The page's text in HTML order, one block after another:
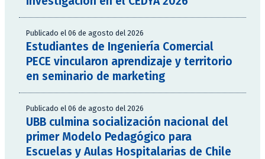
Publicado el 06 de agosto del 2026
Estudiantes de Ingeniería Comercial
PECE vincularon aprendizaje y territorio
en seminario de marketing
Publicado el 06 de agosto del 2026
UBB culmina socialización nacional del
primer Modelo Pedagógico para
Escuelas y Aulas Hospitalarias de Chile